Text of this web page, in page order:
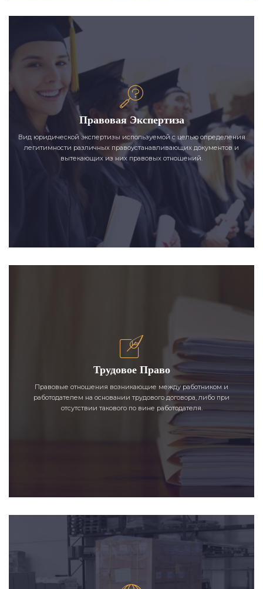
Правовая Экспертиза
Вид юридической экспертизы используемой с целью определения
легитимности различных правоустанавливающих документов и
вытекающих из них правовых отношений.
Трудовое Право
Правовые отношения возникающие между работником и
работодателем на основании трудового договора, либо при
отсутствии такового по вине работодателя.